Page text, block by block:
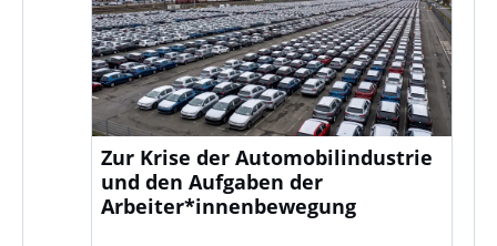
Zur Krise der Automobilindustrie
und den Aufgaben der
Arbeiter*innenbewegung